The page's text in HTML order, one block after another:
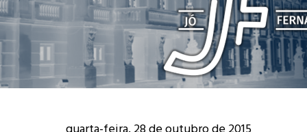
quarta-feira, 28 de outubro de 2015